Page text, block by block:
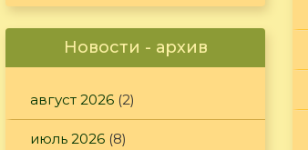
Новости - архив
август 2026 (2)
июль 2026 (8)